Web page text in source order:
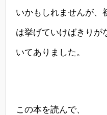
いかもしれませんが、
は挙げていけばきりが
いてありました。
この本を読んで、